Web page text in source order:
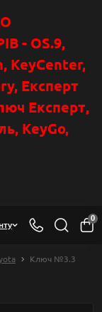
- OS.9,
KeyCenter,
Експерт
Експерт,
KeyGo,
0
Ключ №3.3